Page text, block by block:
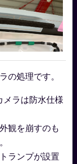
の処理です。
メラは防水仕様
観を崩すのも
ランプが設置